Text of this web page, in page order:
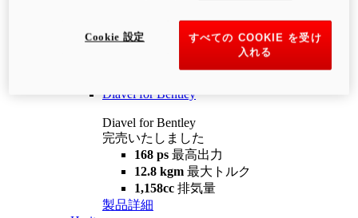
12.2 kgm
最大トルク
装備重量（燃料を除く）
Diavel for Bentley
Diavel for Bentley
完売いたしました
168 ps 最高出力
12.8 kgm 最大トルク
1,158cc 排気量
製品詳細
すべての COOKIE を受け
入れる
Cookie 設定